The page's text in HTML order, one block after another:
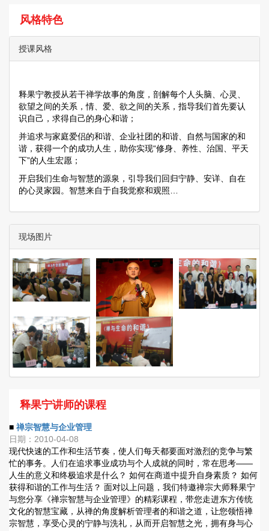
风格特色
授课风格
释果宁教授从若干禅学故事的角度，剖解每个人头脑、心灵、
欲望之间的关系，情、爱、欲之间的关系，指导我们首先要认
识自己，求得自己的身心和谐；
并追求与家庭爱侣的和谐、企业社团的和谐、自然与国家的和
谐，获得一个的成功人生，助你实现“修身、养性、治国、平天
下”的人生宏愿；
开启我们生命与智慧的源泉，引导我们回归宁静、安详、自在
的心灵家园。智慧来自于自我觉察和观照…
现场图片
释果宁讲师的课程
■ 禅宗智慧与企业管理
日期：2010-04-08
现代快速的工作和生活节奏，使人们每天都要面对激烈的竞争与繁
忙的事务。人们在追求事业成功与个人成就的同时，常在思考——
人生的意义和终极追求是什么？ 如何在商道中提升自身素质？ 如何
获得和谐的工作与生活？ 面对以上问题，我们特邀禅宗大师释果宁
与您分享《禅宗智慧与企业管理》的精彩课程，带您走进东方传统
文化的智慧宝藏，从禅的角度解析管理者的和谐之道，让您领悟禅
宗智慧，享受心灵的宁静与洗礼，从而开启智慧之光，拥有身与心